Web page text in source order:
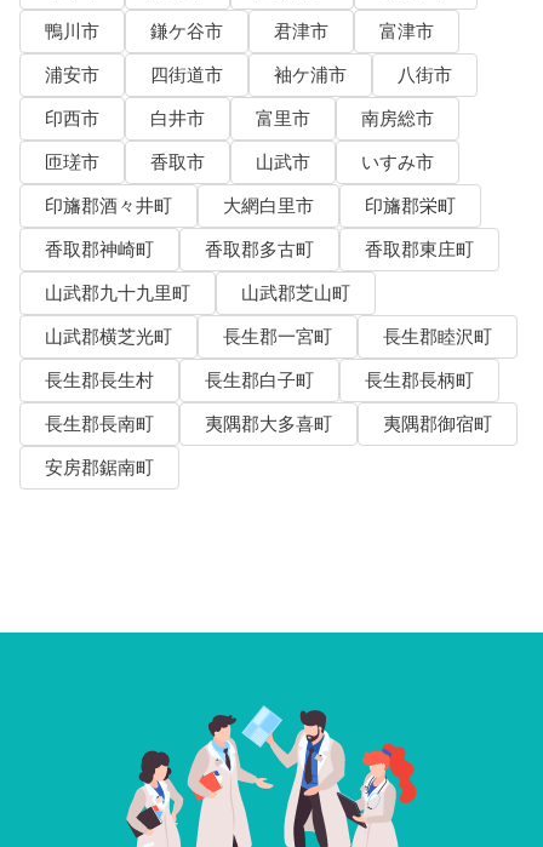
鴨川市
鎌ケ谷市 君津市
富津市
浦安市
四街道市 袖ケ浦市
八街市
印西市
白井市 富里市
南房総市
匝瑳市
香取市 山武市
いすみ市
印旛郡酒々井町
大網白里市
印旛郡栄町
香取郡神崎町
香取郡多古町
香取郡東庄町
山武郡九十九里町
山武郡芝山町
山武郡横芝光町
長生郡一宮町
長生郡睦沢町
長生郡長生村
長生郡白子町
長生郡長柄町
長生郡長南町
夷隅郡大多喜町
夷隅郡御宿町
安房郡鋸南町